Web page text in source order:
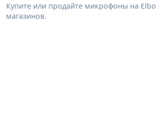
Купите или продайте микрофоны на
магазинов.